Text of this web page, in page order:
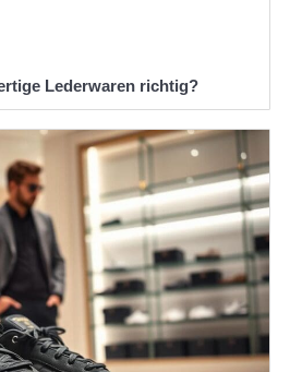
Lederwaren richtig?